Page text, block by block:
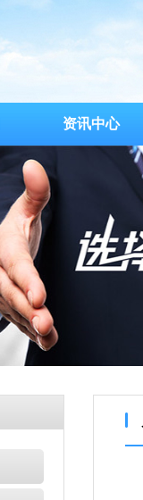
资讯中心